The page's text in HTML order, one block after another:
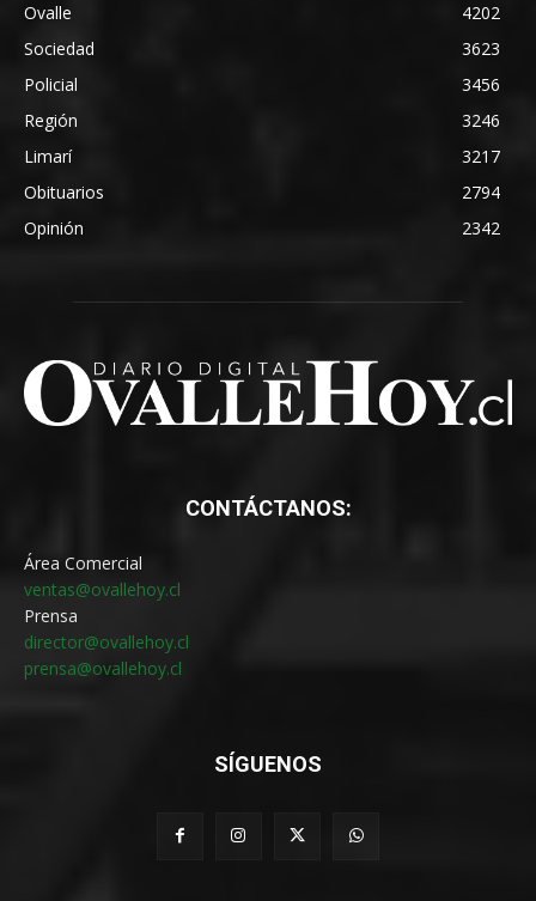
Ovalle
4202
Sociedad
3623
Policial
3456
Región
3246
Limarí
3217
Obituarios
2794
Opinión
2342
CONTÁCTANOS:
Área Comercial
ventas@ovallehoy.cl
Prensa
director@ovallehoy.cl
prensa@ovallehoy.cl
SÍGUENOS